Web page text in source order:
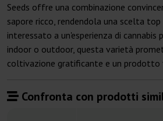
Seeds offre una combinazione
sapore ricco, rendendola una scelta top
interessato a un'esperienza di cannabis
indoor o outdoor, questa varietà
coltivazione gratificante e un prodotto
Confronta con prodotti